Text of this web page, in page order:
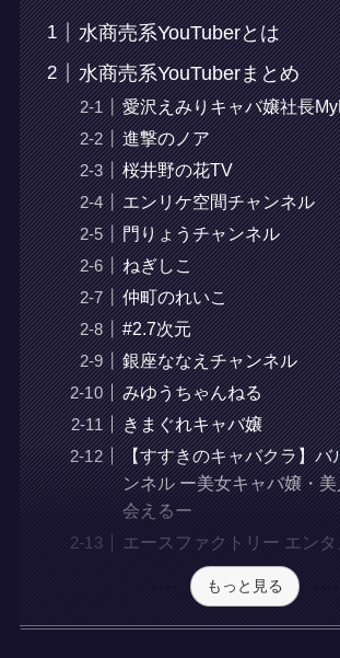
水商売系YouTuberとは
水商売系YouTuberまとめ
愛沢えみりキャバ嬢社長
進撃のノア
桜井野の花TV
エンリケ空間チャンネル
門りょうチャンネル
ねぎしこ
仲町のれいこ
#2.7次元
銀座ななえチャンネル
みゆうちゃんねる
きまぐれキャバ嬢
【すすきのキャバクラ】バ
ンネル ー美女キャバ嬢・
会えるー
エースファクトリー エン
もっと見る